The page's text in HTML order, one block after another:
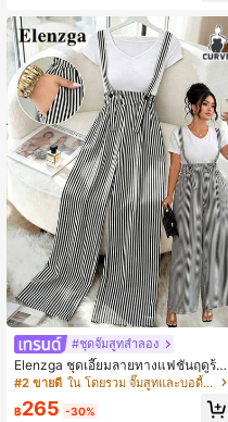
#ชุดจั๊มสูทลำลอง
Elenzga ชุดเอี๊ยมลายทางแฟชั่นฤดูร้อ
นสไตล์หรูหราสำหรับผู้หญิงไซซ์ใหญ่สำ
#2 ขายดี ใน โดยรวม จั๊มสูทและบอดี้สูทไซส์ใหญ่
฿265 -30%